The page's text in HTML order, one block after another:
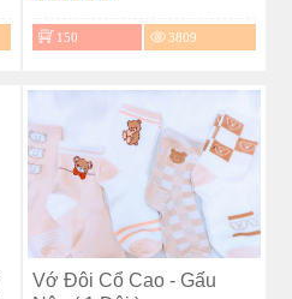
150 3809
Vớ Đôi Cổ Cao - Gấu